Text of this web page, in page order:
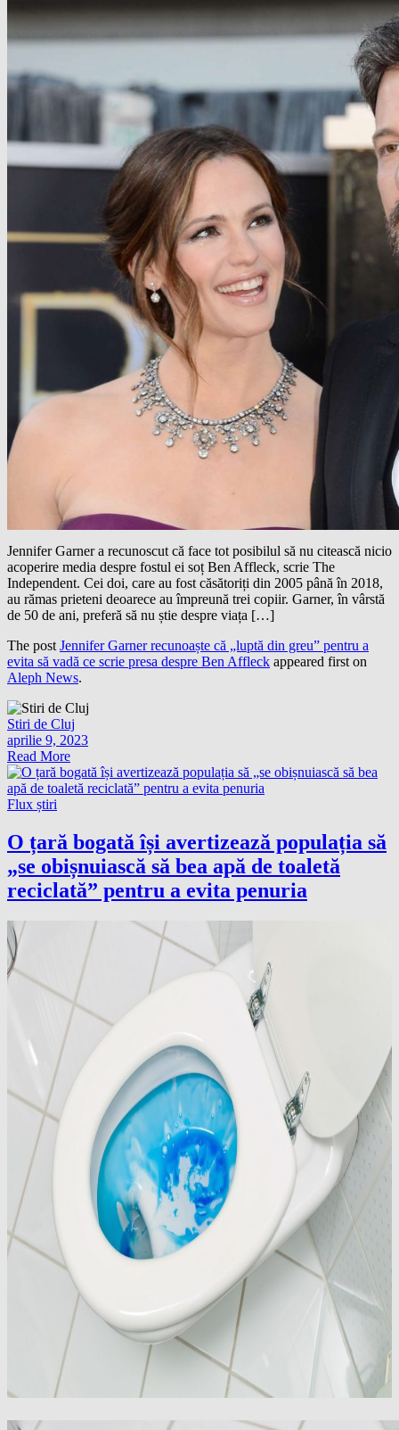
Jennifer Garner a recunoscut că face tot posibilul să nu citească nicio
acoperire media despre fostul ei soț Ben Affleck, scrie The
Independent. Cei doi, care au fost căsătoriți din 2005 până în 2018,
au rămas prieteni deoarece au împreună trei copiir. Garner, în vârstă
de 50 de ani, preferă să nu știe despre viața […]
The post Jennifer Garner recunoaște că „luptă din greu” pentru a
evita să vadă ce scrie presa despre Ben Affleck appeared first on
Aleph News.
Stiri de Cluj
aprilie 9, 2023
Read More
Flux știri
O țară bogată își avertizează populația să
„se obișnuiască să bea apă de toaletă
reciclată” pentru a evita penuria